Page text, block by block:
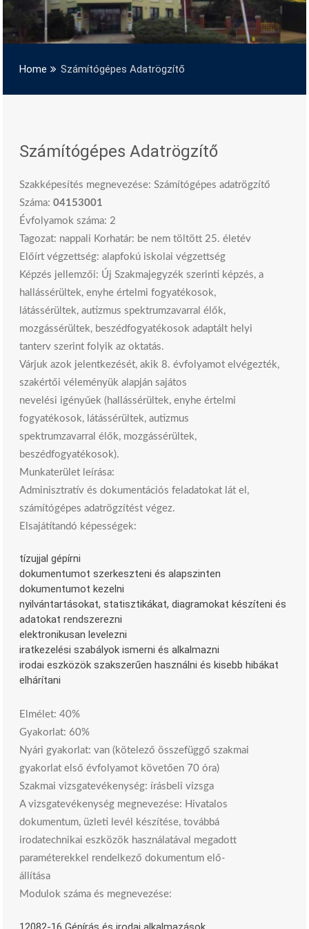
Home Számítógépes Adatrögzítő
Számítógépes Adatrögzítő
Szakképesítés megnevezése: Számítógépes adatrögzítő
Száma: 04153001
Évfolyamok száma: 2
Tagozat: nappali Korhatár: be nem töltött 25. életév
Előírt végzettség: alapfokú iskolai végzettség
Képzés jellemzői: Új Szakmajegyzék szerinti képzés, a
hallássérültek, enyhe értelmi fogyatékosok,
látássérültek, autizmus spektrumzavarral élők,
mozgássérültek, beszédfogyatékosok adaptált helyi
tanterv szerint folyik az oktatás.
Várjuk azok jelentkezését, akik 8. évfolyamot elvégezték,
szakértői véleményük alapján sajátos
nevelési igényűek (hallássérültek, enyhe értelmi
fogyatékosok, látássérültek, autizmus
spektrumzavarral élők, mozgássérültek,
beszédfogyatékosok).
Munkaterület leírása:
Adminisztratív és dokumentációs feladatokat lát el,
számítógépes adatrögzítést végez.
Elsajátítandó képességek:
tízujjal gépírni
dokumentumot szerkeszteni és alapszinten
dokumentumot kezelni
nyilvántartásokat, statisztikákat, diagramokat készíteni és
adatokat rendszerezni
elektronikusan levelezni
iratkezelési szabályok ismerni és alkalmazni
irodai eszközök szakszerűen használni és kisebb hibákat
elhárítani
Elmélet: 40%
Gyakorlat: 60%
Nyári gyakorlat: van (kötelező összefüggő szakmai
gyakorlat első évfolyamot követően 70 óra)
Szakmai vizsgatevékenység: írásbeli vizsga
A vizsgatevékenység megnevezése: Hivatalos
dokumentum, üzleti levél készítése, továbbá
irodatechnikai eszközök használatával megadott
paraméterekkel rendelkező dokumentum elő-
állítása
Modulok száma és megnevezése: